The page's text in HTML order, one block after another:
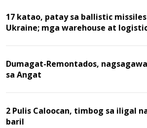
17 katao, patay sa ballistic missiles
Ukraine; mga warehouse at
Dumagat-Remontados,
sa Angat
2 Pulis Caloocan, timbog sa iligal
baril